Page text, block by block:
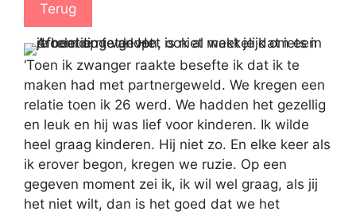
Terug
‘Toen ik zwanger raakte besefte ik dat ik te
maken had met partnergeweld. We kregen een
relatie toen ik 26 werd. We hadden het gezellig
en leuk en hij was lief voor kinderen. Ik wilde
heel graag kinderen. Hij niet zo. En elke keer als
ik erover begon, kregen we ruzie. Op een
gegeven moment zei ik, ik wil wel graag, als jij
het niet wilt, dan is het goed dat we het